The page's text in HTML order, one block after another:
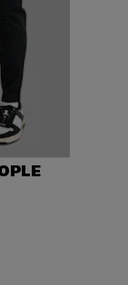
EUR 99,99 EUR